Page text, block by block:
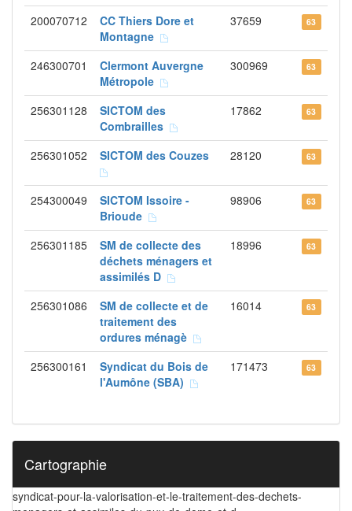
200070712
CC Thiers Dore et
Montagne
37659 63
246300701
Clermont Auvergne
Métropole
300969 63
256301128
SICTOM des
Combrailles
17862 63
256301052 SICTOM des Couzes 28120 63
254300049
SICTOM Issoire -
Brioude
98906 63
256301185
SM de collecte des
déchets ménagers et
assimilés D
18996 63
256301086
SM de collecte et de
traitement des
ordures ménagè
16014 63
256300161
Syndicat du Bois de
l'Aumône (SBA)
171473 63
Cartographie
syndicat-pour-la-valorisation-et-le-traitement-des-dechets-